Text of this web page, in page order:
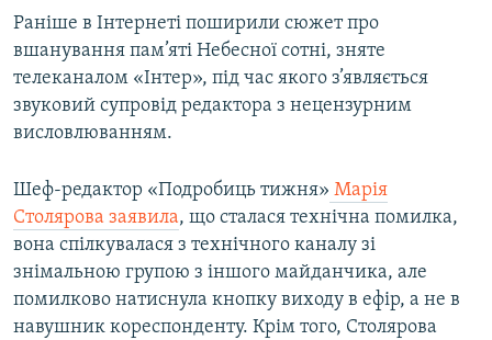
Усі сайти RFE/RL
Раніше в Інтернеті поширили сюжет про
вшанування пам’яті Небесної сотні, зняте
телеканалом «Інтер», під час якого з’являється
звуковий супровід редактора з нецензурним
висловлюванням.
Шеф-редактор «Подробиць тижня» Марія
Столярова заявила, що сталася технічна помилка,
вона спілкувалася з технічного каналу зі
знімальною групою з іншого майданчика, але
помилково натиснула кнопку виходу в ефір, а не в
навушник кореспонденту. Крім того, Столярова